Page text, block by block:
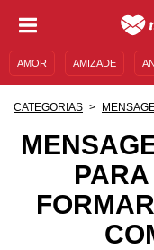
AMOR AMIZADE
MENSAGENS E FRASES
ENTRETENIMENTO
CATEGORIAS